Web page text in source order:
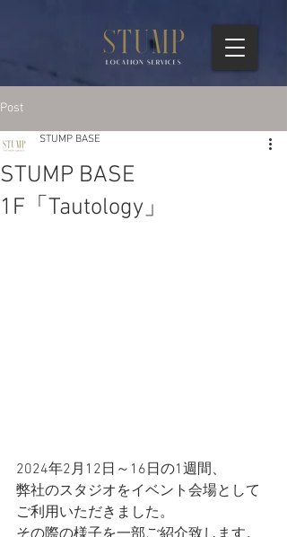
Post
STUMP BASE
1F「Tautology」
STUMP BASE
2024年2月12日～16日の1週間、
弊社のスタジオをイベント会場として
ご利用いただきました。